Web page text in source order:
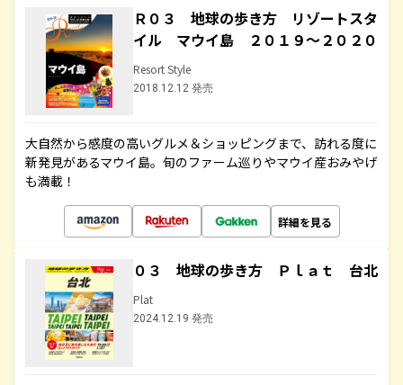
Ｒ０３ 地球の歩き方 リゾートスタ
イル マウイ島 ２０１９～２０２０
Resort Style
2018.12.12 発売
大自然から感度の高いグルメ＆ショッピングまで、訪れる度に
新発見があるマウイ島。旬のファーム巡りやマウイ産おみやげ
も満載！
詳細を見る
０３ 地球の歩き方 Ｐｌａｔ 台北
Plat
2024.12.19 発売